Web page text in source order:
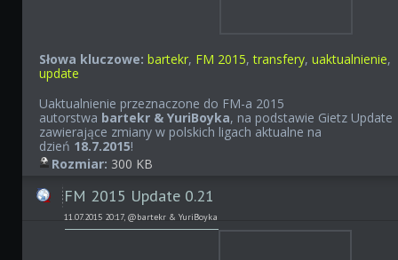
Słowa kluczowe: bartekr, FM 2015,transfery,uaktualnienie,
update
Uaktualnienie przeznaczone do FM-a 2015
autorstwa bartekr & YuriBoyka, na podstawie Gietz Update
zawierające zmiany w polskich ligach aktualne na
dzień 18.7.2015!
Rozmiar: 300 KB
FM 2015 Update 0.21
11.07.2015 20:17, @bartekr & YuriBoyka